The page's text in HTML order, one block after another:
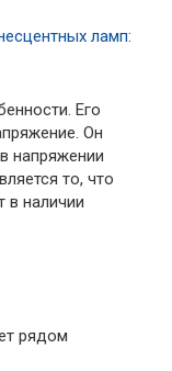
ламп:
Его
Он
напряжении
то, что
в наличии
рядом